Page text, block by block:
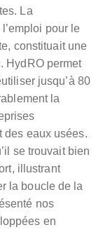
La
pour le
constituait une
HydRO permet
jusqu’à 80
la
des eaux usées.
se trouvait bien
illustrant
la boucle de la
nos
en